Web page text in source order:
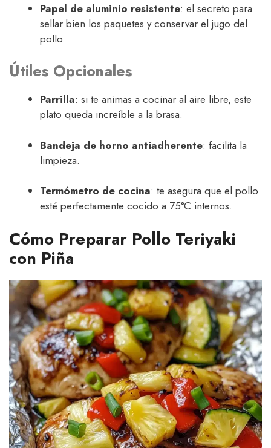
Papel de aluminio resistente: el secreto para
sellar bien los paquetes y conservar el jugo del
pollo.
Útiles Opcionales
Parrilla: si te animas a cocinar al aire libre, este
plato queda increíble a la brasa.
Bandeja de horno antiadherente: facilita la
limpieza.
Termómetro de cocina: te asegura que el pollo
esté perfectamente cocido a 75°C internos.
Cómo Preparar Pollo Teriyaki
con Piña